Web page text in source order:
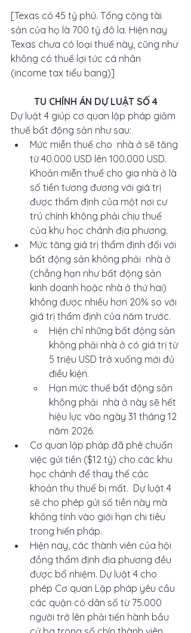
[Texas có 45 tỷ phú. Tổng cộng tài
sản của họ là 700 tỷ đô la. Hiện nay
Texas chưa có loại thuế này, cũng như
không có thuế lợi tức cá nhân
(income tax tiểu bang)]
TU CHÍNH ÁN DỰ LUẬT SỐ 4
Dự luật 4 giúp cơ quan lập pháp giảm
thuế bất động sản như sau:
Mức miễn thuế cho  nhà ở sẽ tăng
từ 40.000 USD lên 100.000 USD.
Khoản miễn thuế cho gia nhà ở là
số tiền tương đương với giá trị
được thẩm định của một nơi cư
trú chính không phải chịu thuế
của khu học chánh địa phương.
Mức tăng giá trị thẩm định đối với
bất động sản không phải  nhà ở
(chẳng hạn như bất động sản
kinh doanh hoặc nhà ở thứ hai)
không được nhiều hơn 20% so với
giá trị thẩm định của năm trước.
Hiện chỉ những bất động sản
không phải nhà ở có giá trị từ
5 triệu USD trở xuống mới đủ
điều kiện.
Hạn mức thuế bất động sản
không phải  nhà ở này sẽ hết
hiệu lực vào ngày 31 tháng 12
năm 2026.
Cơ quan lập pháp đã phê chuẩn
việc gửi tiền ($12 tỷ) cho các khu
học chánh để thay thế các
khoản thu thuế bị mất.  Dự luật 4
sẽ cho phép gửi số tiền này mà
không tính vào giới hạn chi tiêu
trong hiến pháp.
Hiện nay, các thành viên của hội
đồng thẩm định địa phương đều
được bổ nhiệm. Dự luật 4 cho
phép Cơ quan Lập pháp yêu cầu
các quận có dân số từ 75.000
người trở lên phải tiến hành bầu